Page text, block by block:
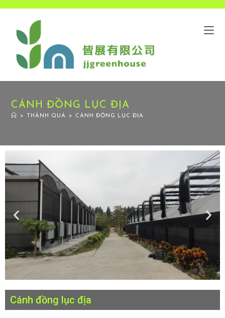
CÁNH ĐỒNG LỤC ĐỊA
> THÀNH QUẢ > CÁNH ĐỒNG LỤC ĐỊA
Cánh đồng lục địa